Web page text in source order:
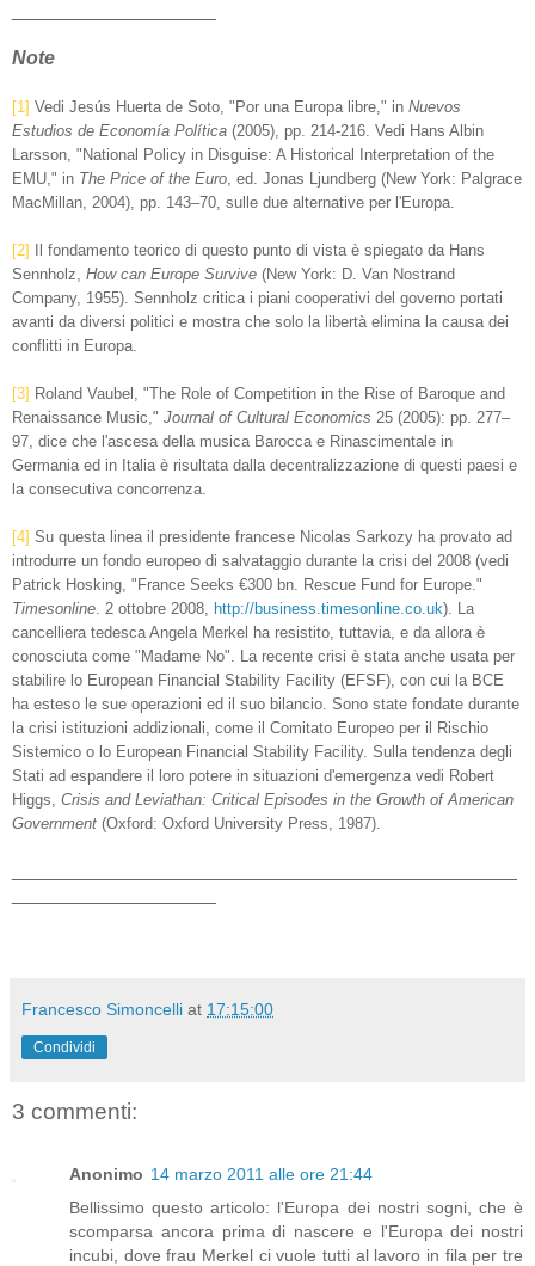
Note
[1] Vedi Jesús Huerta de Soto, "Por una Europa libre," in Nuevos
Estudios de Economía Política (2005), pp. 214-216. Vedi Hans Albin
Larsson, "National Policy in Disguise: A Historical Interpretation of the
EMU," in The Price of the Euro, ed. Jonas Ljundberg (New York: Palgrace
MacMillan, 2004), pp. 143–70, sulle due alternative per l'Europa.
[2]
Il fondamento teorico di questo punto di vista è spiegato da Hans
Sennholz, How can Europe Survive (New York: D. Van Nostrand
Company, 1955). Sennholz critica i piani cooperativi del governo portati
avanti da diversi politici e mostra che solo la libertà elimina la causa dei
conflitti in Europa.
[3] Roland Vaubel, "The Role of Competition in the Rise of Baroque and
Renaissance Music," Journal of Cultural Economics 25 (2005): pp. 277–
97, dice che l'ascesa della musica Barocca e Rinascimentale in
Germania ed in Italia è risultata dalla decentralizzazione di questi paesi e
la consecutiva concorrenza.
[4] Su questa linea il presidente francese Nicolas Sarkozy ha provato ad
introdurre un fondo europeo di salvataggio durante la crisi del 2008 (vedi
Patrick Hosking, "France Seeks €300 bn. Rescue Fund for Europe."
Timesonline. 2 ottobre 2008, http://business.timesonline.co.uk). La
cancelliera tedesca Angela Merkel ha resistito, tuttavia, e da allora è
conosciuta come "Madame No". La recente crisi è stata anche usata per
stabilire lo European Financial Stability Facility (EFSF), con cui la BCE
ha esteso le sue operazioni ed il suo bilancio. Sono state fondate durante
la crisi istituzioni addizionali, come il Comitato Europeo per il Rischio
Sistemico o lo European Financial Stability Facility. Sulla tendenza degli
Stati ad espandere il loro potere in situazioni d'emergenza vedi Robert
Higgs, Crisis and Leviathan: Critical Episodes in the Growth of American
Government (Oxford: Oxford University Press, 1987).
Francesco Simoncelli at 17:15:00
Condividi
3 commenti:
Anonimo 14 marzo 2011 alle ore 21:44
Bellissimo questo articolo: l'Europa dei nostri sogni, che è
scomparsa ancora prima di nascere e l'Europa dei nostri
incubi, dove frau Merkel ci vuole tutti al lavoro in fila per tre